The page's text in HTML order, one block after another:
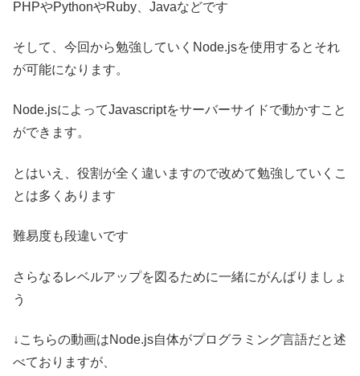
PHPやPythonやRuby、Javaなどです
そして、今回から勉強していくNode.jsを使用するとそれ
が可能になります。
Node.jsによってJavascriptをサーバーサイドで動かすこと
ができます。
とはいえ、役割が全く違いますので改めて勉強していくこ
とは多くあります
難易度も段違いです
さらなるレベルアップを図るために一緒にがんばりましょ
う
↓こちらの動画はNode.js自体がプログラミング言語だと述
べておりますが、